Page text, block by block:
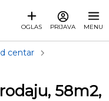
OGLAS PRIJAVA MENU
centar
58m2,